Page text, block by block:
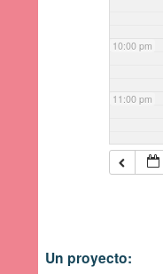
10:00 pm
11:00 pm
Un proyecto: